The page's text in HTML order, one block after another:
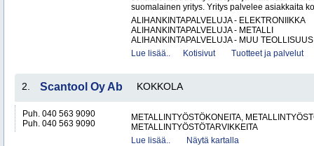
suomalainen yritys. Yritys palvelee asiakkaita
ALIHANKINTAPALVELUJA - ELEKTRONIIKKA
ALIHANKINTAPALVELUJA - METALLI
ALIHANKINTAPALVELUJA - MUU
Lue lisää..
Kotisivut Tuotteet ja palvelut
2. Scantool Oy Ab KOKKOLA
Puh. 040 563 9090
Puh. 040 563 9090
METALLINTYÖSTÖKONEITA,
METALLINTYÖSTÖTARVIKKEITA
Lue lisää..
Näytä kartalla